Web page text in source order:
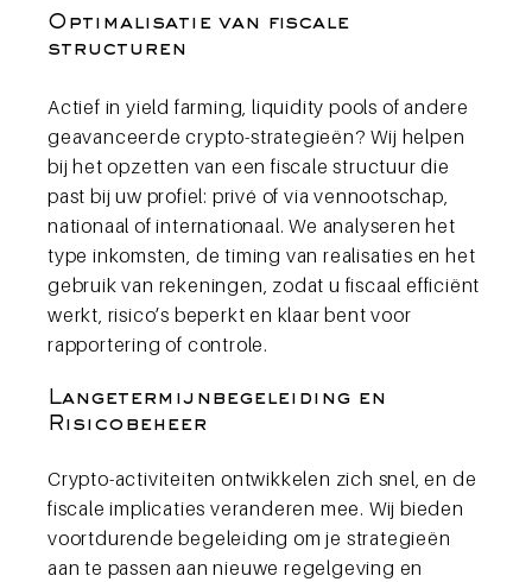
Optimalisatie van fiscale
structuren
Actief in yield farming, liquidity pools of andere
geavanceerde crypto-strategieën? Wij helpen
bij het opzetten van een fiscale structuur die
past bij uw profiel: privé of via vennootschap,
nationaal of internationaal. We analyseren het
type inkomsten, de timing van realisaties en het
gebruik van rekeningen, zodat u fiscaal efficiënt
werkt, risico’s beperkt en klaar bent voor
rapportering of controle.
Langetermijnbegeleiding en
Risicobeheer
Crypto-activiteiten ontwikkelen zich snel, en de
fiscale implicaties veranderen mee. Wij bieden
voortdurende begeleiding om je strategieën
aan te passen aan nieuwe regelgeving en